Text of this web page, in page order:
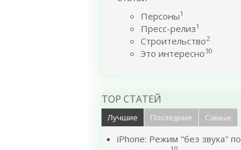
Персоны1
Пресс-релиз1
Строительство2
Это интересно30
TOP СТАТЕЙ
Лучшие Последние Самые
iPhone: Режим "без звука" по